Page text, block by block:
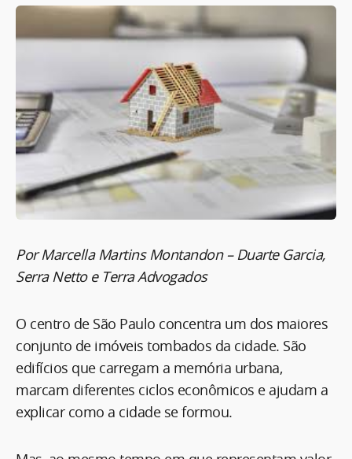
Por Marcella Martins Montandon – Duarte Garcia,
Serra Netto e Terra Advogados
O centro de São Paulo concentra um dos maiores
conjunto de imóveis tombados da cidade. São
edifícios que carregam a memória urbana,
marcam diferentes ciclos econômicos e ajudam a
explicar como a cidade se formou.